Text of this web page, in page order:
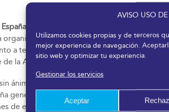
AVISO USO
Utilizamos cookies propias y de terceros
mejor experiencia de navegación.
sitio web y optimizar tu experiencia.
Gestionar los servicios
Aceptar
fundada en 1995, pretende poner en
y actuar como eje vertebrador
a temas propios de la actividad
la Asociación 32 Palacios de Congresos.
ánimo de lucro que se constituyó en 1964,
generan un impacto anual estimado en
de euros y la generación de 123.000